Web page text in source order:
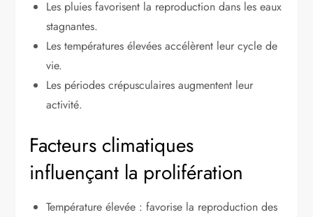
Les pluies favorisent la reproduction dans les eaux
stagnantes.
Les températures élevées accélèrent leur cycle de
vie.
Les périodes crépusculaires augmentent leur
activité.
Facteurs climatiques
influençant la prolifération
Température élevée : favorise la reproduction des